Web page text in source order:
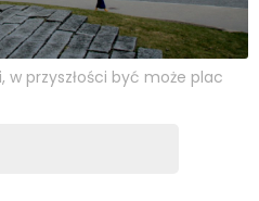
przyszłości być może plac